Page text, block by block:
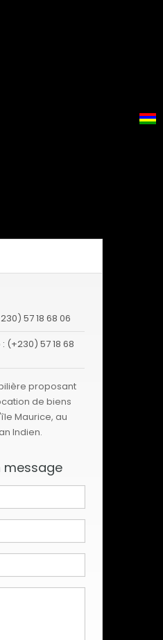
57 18 68 06
(+230) 57 18 68
proposant
de biens
Maurice, au
Indien.
message